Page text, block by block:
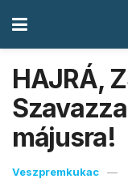
HAJRÁ,
májusra!
Veszpremkukac